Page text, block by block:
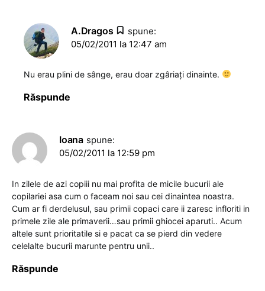
A.Dragos
spune:
05/02/2011 la 12:47 am
Nu erau plini de sânge, erau doar zgâriaţi dinainte.
Răspunde
Ioana spune:
05/02/2011 la 12:59 pm
In zilele de azi copiii nu mai profita de micile bucurii ale
copilariei asa cum o faceam noi sau cei dinaintea noastra.
Cum ar fi derdelusul, sau primii copaci care ii zaresc infloriti in
primele zile ale primaverii…sau primii ghiocei aparuti.. Acum
altele sunt prioritatile si e pacat ca se pierd din vedere
celelalte bucurii marunte pentru unii..
Răspunde